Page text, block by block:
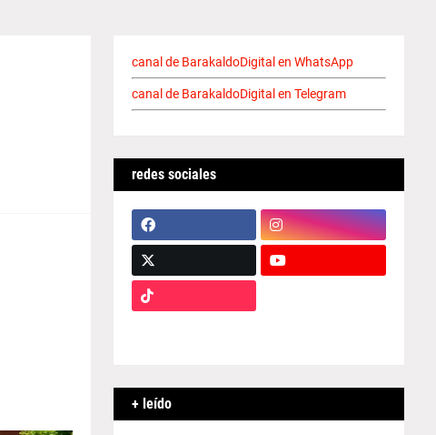
canal de BarakaldoDigital en WhatsApp
canal de BarakaldoDigital en Telegram
redes sociales
+ leído
APARCAMIENTO